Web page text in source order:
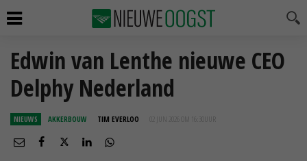
Edwin van Lenthe nieuwe CEO
Delphy Nederland
NIEUWS AKKERBOUW TIM EVERLOO 02 JUN 2026 OM 16:30